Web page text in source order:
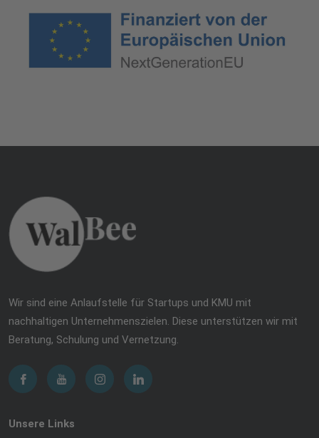
Wir sind eine Anlaufstelle für Startups und KMU mit
nachhaltigen Unternehmenszielen. Diese unterstützen wir mit
Beratung, Schulung und Vernetzung.
Unsere Links